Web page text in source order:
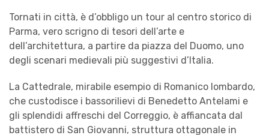
Tornati in città, è d’obbligo un tour al centro storico di
Parma, vero scrigno di tesori dell’arte e
dell’architettura, a partire da piazza del Duomo, uno
degli scenari medievali più suggestivi d’Italia.
La Cattedrale, mirabile esempio di Romanico lombardo,
che custodisce i bassorilievi di Benedetto Antelami e
gli splendidi affreschi del Correggio, è affiancata dal
battistero di San Giovanni, struttura ottagonale in